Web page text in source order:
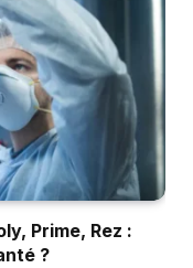
Prime, Rez :
?